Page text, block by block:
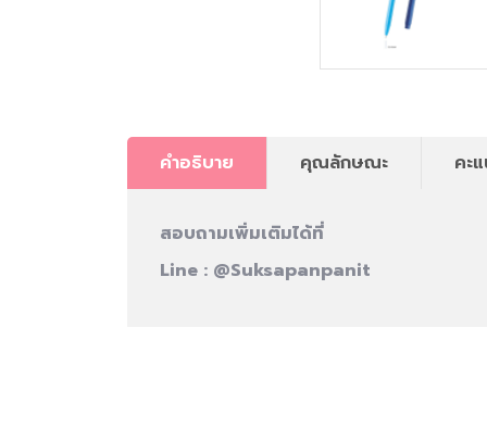
คำอธิบาย คุณลักษณะ คะ
สอบถามเพิ่มเติมได้ที่
Line : @Suksapanpanit